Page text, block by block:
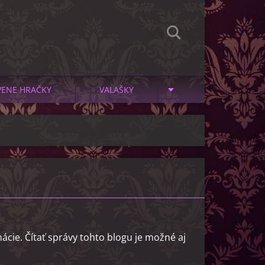
HRAČKY VALAŠKY
Čítať správy tohto blogu je možné aj